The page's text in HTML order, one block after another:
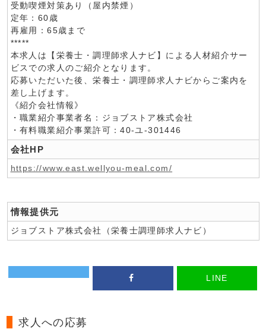
受動喫煙対策あり（屋内禁煙）
定年：60歳
再雇用：65歳まで
*****
本求人は【栄養士・調理師求人ナビ】による人材紹介サー
ビスでの求人のご紹介となります。
応募いただいた後、栄養士・調理師求人ナビからご案内を
差し上げます。
《紹介会社情報》
・職業紹介事業者名：ジョブストア株式会社
・有料職業紹介事業許可：40-ユ-301446
会社HP
https://www.east.wellyou-meal.com/
情報提供元
ジョブストア株式会社（栄養士調理師求人ナビ）
LINE
求人への応募